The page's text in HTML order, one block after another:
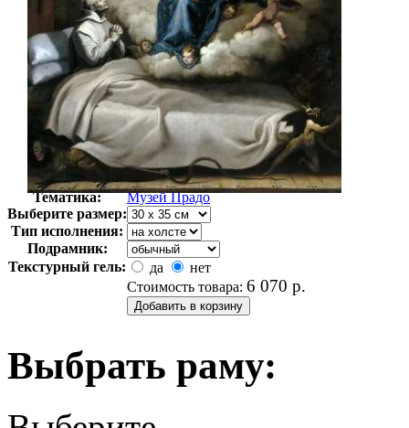
Автор:
Кардуччи Винченцо
Арт-стиль
Классицизм
Тематика:
Музей Прадо
Выберите размер:
Тип исполнения:
Подрамник:
Текстурный гель:
да
нет
Стоимость товара: 6 070 р.
Выбрать раму: